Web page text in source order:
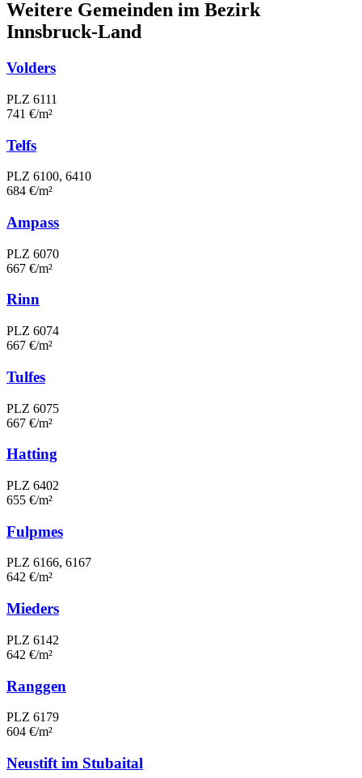
Weitere Gemeinden im Bezirk
Innsbruck-Land
Volders
PLZ 6111
741 €/m²
Telfs
PLZ 6100, 6410
684 €/m²
Ampass
PLZ 6070
667 €/m²
Rinn
PLZ 6074
667 €/m²
Tulfes
PLZ 6075
667 €/m²
Hatting
PLZ 6402
655 €/m²
Fulpmes
PLZ 6166, 6167
642 €/m²
Mieders
PLZ 6142
642 €/m²
Ranggen
PLZ 6179
604 €/m²
Neustift im Stubaital